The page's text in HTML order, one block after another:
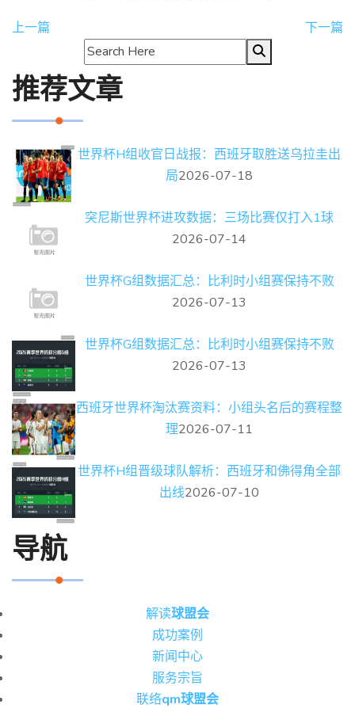
上一篇 下一篇
推荐文章
世界杯H组收官日战报：西班牙取胜送乌拉圭出
局2026-07-18
突尼斯世界杯进攻数据：三场比赛仅打入1球
2026-07-14
世界杯G组数据汇总：比利时小组赛保持不败
2026-07-13
世界杯G组数据汇总：比利时小组赛保持不败
2026-07-13
西班牙世界杯淘汰赛资料：小组头名后的赛程整
理2026-07-11
世界杯H组晋级球队解析：西班牙和佛得角全部
出线2026-07-10
导航
解读球盟会
成功案例
新闻中心
服务宗旨
联络qm球盟会